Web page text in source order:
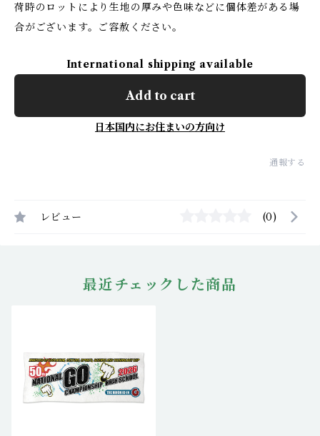
荷時のロットにより生地の厚みや色味などに個体差がある場
合がございます。ご容赦ください。
International shipping available
Add to cart
日本国内にお住まいの方向け
通報する
レビュー (0)
最近チェックした商品